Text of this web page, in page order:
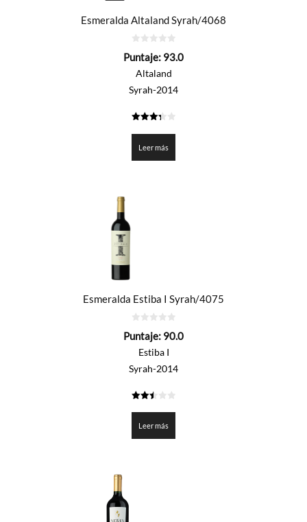
Esmeralda Altaland Syrah/4068
de
Puntaje: 93.0
Altaland
Syrah-2014
de 5
Leer más
Esmeralda Estiba I Syrah/4075
de
Puntaje: 90.0
Estiba I
Syrah-2014
Leer más